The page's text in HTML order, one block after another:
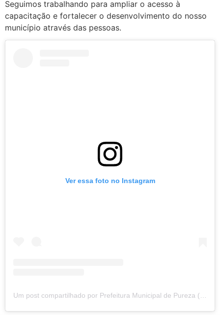
Seguimos trabalhando para ampliar o acesso à
capacitação e fortalecer o desenvolvimento do nosso
município através das pessoas.
Ver essa foto no Instagram